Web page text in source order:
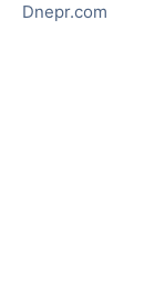
Dnepr.com